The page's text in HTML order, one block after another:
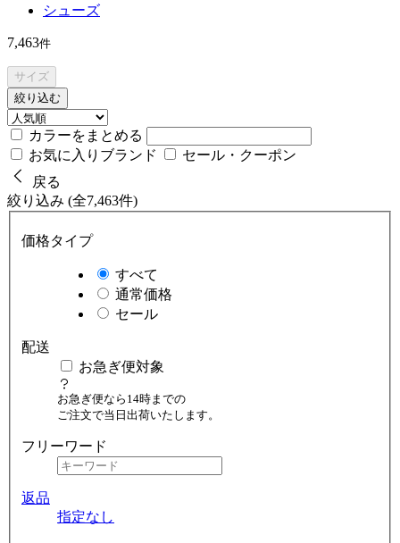
シューズ
7,463件
サイズ
絞り込む
カラーをまとめる
お気に入りブランド
セール・クーポン
戻る
絞り込み (全7,463件)
価格タイプ
すべて
通常価格
セール
配送
お急ぎ便対象
お急ぎ便なら14時までの
ご注文で当日出荷いたします。
フリーワード
返品
指定なし